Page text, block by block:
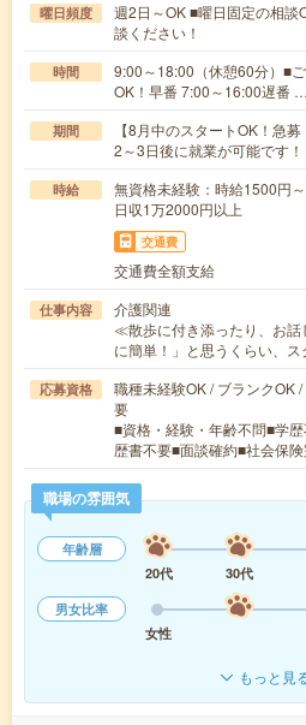
曜日頻度
週2日～OK ■曜日固定の相談
談ください！
時間
9:00～18:00（休憩60分）■
OK！早番 7:00～16:00遅番 …
期間
【8月中のスタートOK！急
2～3日後に就業が可能です！
時給
無資格未経験：時給1500
日収1万2000円以上
交通費
交通費全額支給
仕事内容
介護関連
≪散歩に付き添ったり、お
に簡単！」と思うくらい、
応募資格
職種未経験OK / ブランクOK
要
■資格・経験・年齢不問■学
歴書不要■面談確約■社会保
職場の雰囲気
年齢層
20代
30代
男女比率
女性
もっと見